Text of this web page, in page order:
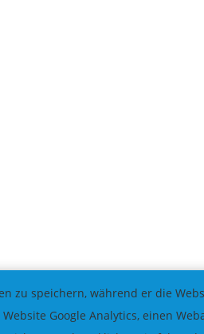
zu speichern, während er die
Google Analytics, einen